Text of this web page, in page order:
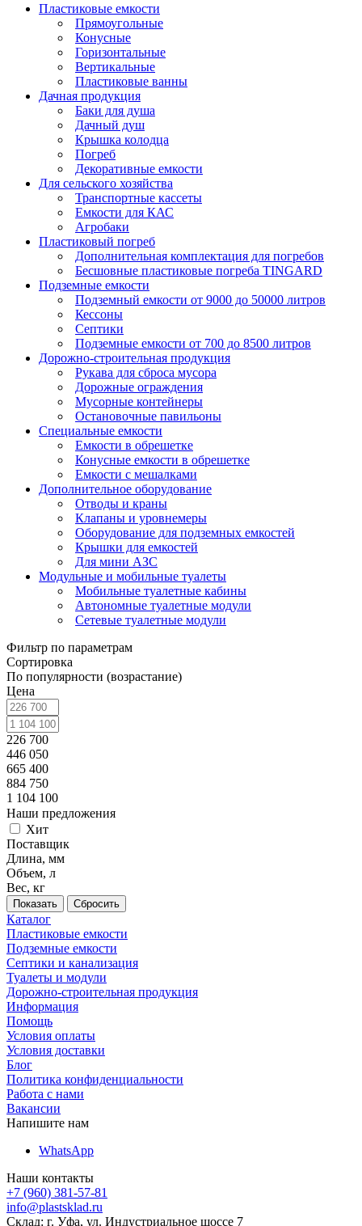
Пластиковые емкости
Прямоугольные
Конусные
Горизонтальные
Вертикальные
Пластиковые ванны
Дачная продукция
Баки для душа
Дачный душ
Крышка колодца
Погреб
Декоративные емкости
Для сельского хозяйства
Транспортные кассеты
Емкости для КАС
Агробаки
Пластиковый погреб
Дополнительная комплектация для погребов
Бесшовные пластиковые погреба TINGARD
Подземные емкости
Подземный емкости от 9000 до 50000 литров
Кессоны
Септики
Подземные емкости от 700 до 8500 литров
Дорожно-строительная продукция
Рукава для сброса мусора
Дорожные ограждения
Мусорные контейнеры
Остановочные павильоны
Специальные емкости
Емкости в обрешетке
Конусные емкости в обрешетке
Емкости с мешалками
Дополнительное оборудование
Отводы и краны
Клапаны и уровнемеры
Оборудование для подземных емкостей
Крышки для емкостей
Для мини АЗС
Модульные и мобильные туалеты
Мобильные туалетные кабины
Автономные туалетные модули
Сетевые туалетные модули
Фильтр по параметрам
Сортировка
По популярности (возрастание)
Цена
226 700
446 050
665 400
884 750
1 104 100
Наши предложения
Хит
Поставщик
Длина, мм
Объем, л
Вес, кг
Сбросить
Каталог
Пластиковые емкости
Подземные емкости
Септики и канализация
Туалеты и модули
Дорожно-строительная продукция
Информация
Помощь
Условия оплаты
Условия доставки
Блог
Политика конфиденциальности
Работа с нами
Вакансии
Напишите нам
WhatsApp
Наши контакты
+7 (960) 381-57-81
info@plastsklad.ru
Склад: г. Уфа, ул. Индустриальное шоссе 7